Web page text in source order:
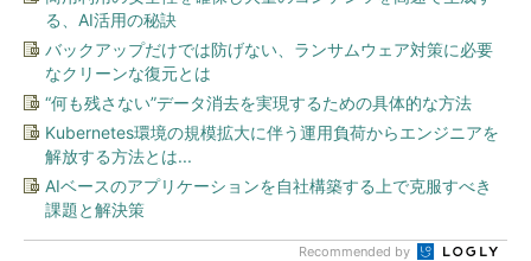
る、AI活用の秘訣
バックアップだけでは防げない、ランサムウェア対策に必要
なクリーンな復元とは
“何も残さない”データ消去を実現するための具体的な方法
Kubernetes環境の規模拡大に伴う運用負荷からエンジニアを
解放する方法とは...
AIベースのアプリケーションを自社構築する上で克服すべき
課題と解決策
Recommended by